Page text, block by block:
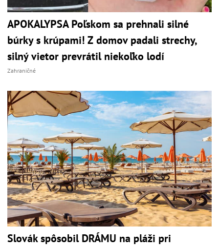
APOKALYPSA Poľskom sa prehnali silné
búrky s krúpami! Z domov padali strechy,
silný vietor prevrátil niekoľko lodí
Zahraničné
Slovák spôsobil DRÁMU na pláži pri